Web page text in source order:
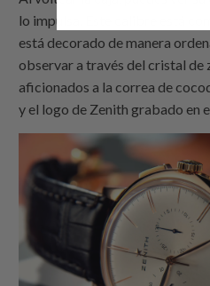
lo impulsa. Este calibre está
está decorado de manera
observar a través del cristal de
aficionados a la correa de
y el logo de Zenith grabado en